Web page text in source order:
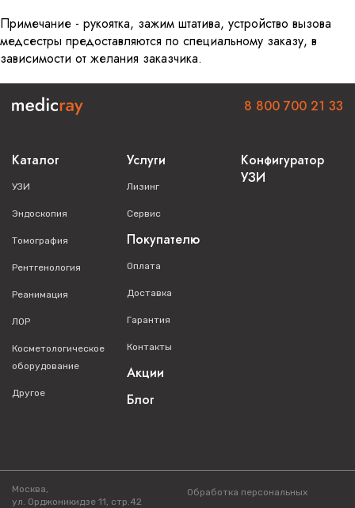
Примечание - рукоятка, зажим штатива, устройство вызова
медсестры предоставляются по специальному заказу, в
зависимости от желания заказчика.
Каталог
УЗИ
Эндоскопия
Томография
Рентгенология
Реанимация
ЛОР
Косметологическое
оборудование
Другое
Услуги
Лизинг
Сервис
Покупателю
Оплата
Доставка
Гарантия
Контакты
Акции
Блог
Конфигуратор
УЗИ
8 800 700 21 33
Москва,
ул. Орджоникидзе 11, стр.42
Обработка персональных